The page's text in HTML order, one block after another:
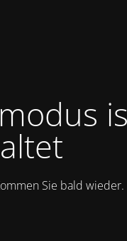
Sie bald wieder.